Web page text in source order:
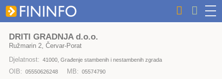
DRITI GRADNJA d.o.o.
Ružmarin 2, Červar-Porat
Djelatnost: 41000, Građenje stambenih i nestambenih zgrada
OIB: 05550626248 MB: 05574790